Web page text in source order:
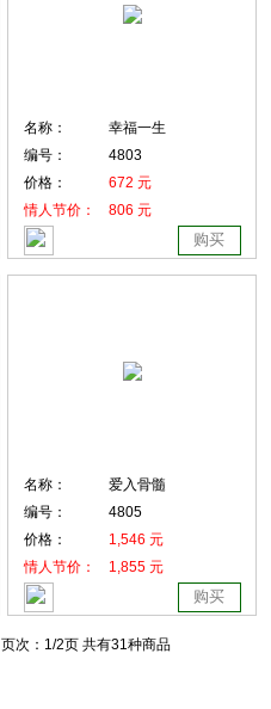
名称：
幸福一生
编号：
4803
价格：
672 元
情人节价：
806 元
购买
名称：
爱入骨髓
编号：
4805
价格：
1,546 元
情人节价：
1,855 元
购买
页次： 1/2页 共有31种商品